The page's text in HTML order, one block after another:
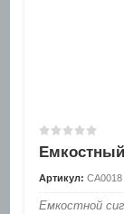
Емкостный
Артикул: CA0018
Емкостной